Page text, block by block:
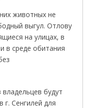
животных не
выгул. Отлову
на улицах, в
в среде обитания
будут
Сенгилей для